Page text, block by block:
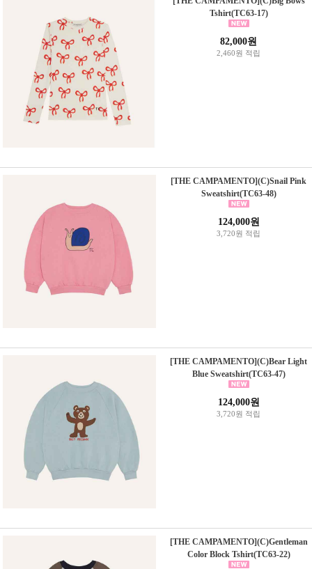
Tshirt(TC63-17)
82,000원
2,460원 적립
[THE CAMPAMENTO](C)Snail Pink
Sweatshirt(TC63-48)
124,000원
3,720원 적립
[THE CAMPAMENTO](C)Bear Light
Blue Sweatshirt(TC63-47)
124,000원
3,720원 적립
[THE CAMPAMENTO](C)Gentleman
Color Block Tshirt(TC63-22)